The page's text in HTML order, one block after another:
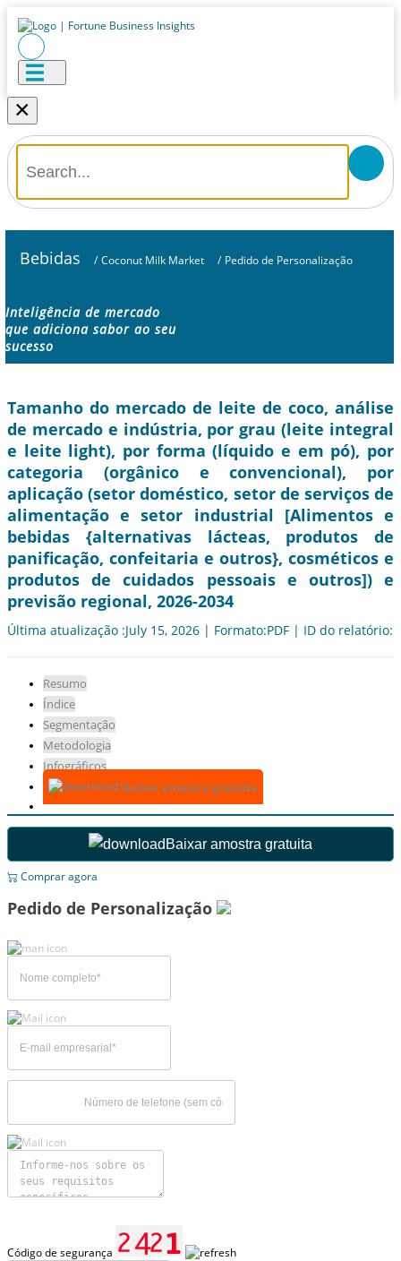
×
Bebidas / Coconut Milk Market / Pedido de Personalização
Inteligência de mercado
que adiciona sabor ao seu
sucesso
Tamanho do mercado de leite de coco, análise
de mercado e indústria, por grau (leite integral
e leite light), por forma (líquido e em pó), por
categoria (orgânico e convencional), por
aplicação (setor doméstico, setor de serviços de
alimentação e setor industrial [Alimentos e
bebidas {alternativas lácteas, produtos de
panificação, confeitaria e outros}, cosméticos e
produtos de cuidados pessoais e outros]) e
previsão regional, 2026-2034
Última atualização :July 15, 2026 | Formato:PDF | ID do relatório:
Resumo
Índice
Segmentação
Metodologia
Infográficos
Baixar amostra gratuita
Baixar amostra gratuita
Comprar agora
Pedido de Personalização
Código de segurança